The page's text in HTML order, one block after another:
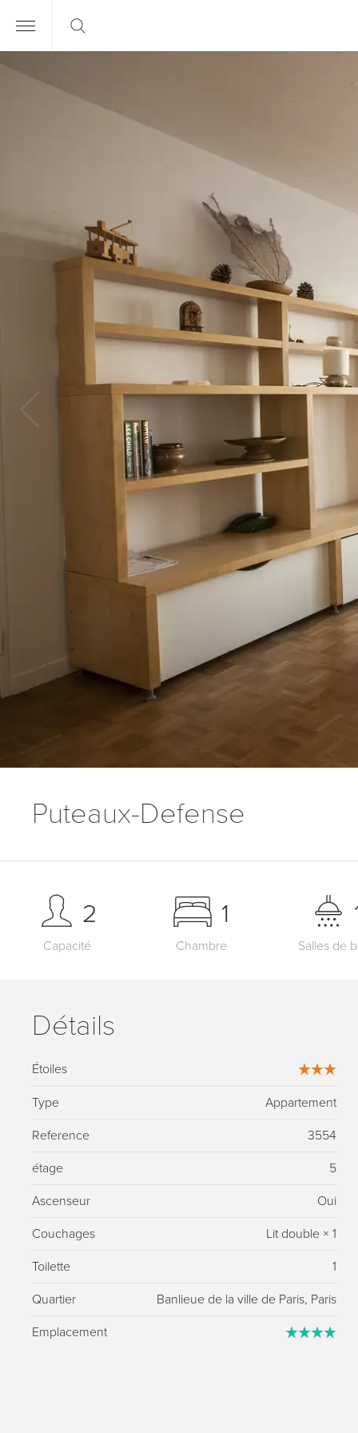
Puteaux-Defense
Capacité
2
Chambre
1
Salles de
Détails
Étoiles
Type Appartement
Reference 3554
étage 5
Ascenseur Oui
Couchages Lit double ×1
Toilette 1
Quartier Banlieue de la ville de Paris, Paris
Emplacement